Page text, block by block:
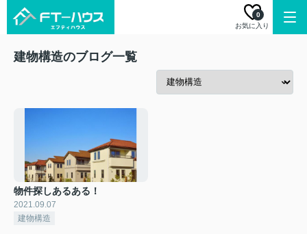
お気に入り
0
建物構造のブログ一覧
物件探しあるある！
2021.09.07
建物構造